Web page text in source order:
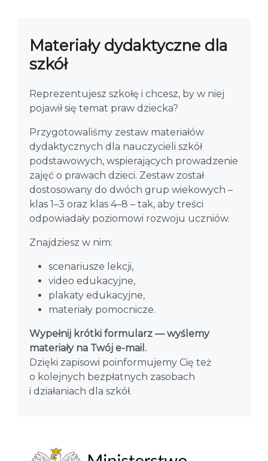
Materiały dydaktyczne dla
szkół
Reprezentujesz szkołę i chcesz, by w niej
pojawił się temat praw dziecka?
Przygotowaliśmy zestaw materiałów
dydaktycznych dla nauczycieli szkół
podstawowych, wspierających prowadzenie
zajęć o prawach dzieci. Zestaw został
dostosowany do dwóch grup wiekowych –
klas 1–3 oraz klas 4–8 – tak, aby treści
odpowiadały poziomowi rozwoju uczniów.
Znajdziesz w nim:
scenariusze lekcji,
video edukacyjne,
plakaty edukacyjne,
materiały pomocnicze.
Wypełnij krótki formularz — wyślemy
materiały na Twój e-mail.
Dzięki zapisowi poinformujemy Cię też
o kolejnych bezpłatnych zasobach
i działaniach dla szkół.